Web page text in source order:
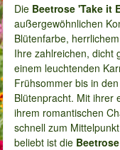
Die Beetrose 'Take it
außergewöhnlichen
Blütenfarbe,
Ihre zahlreichen, dicht
einem leuchtenden
Frühsommer bis in
Blütenpracht. Mit ihrer
ihrem romantischen
schnell zum
beliebt ist die